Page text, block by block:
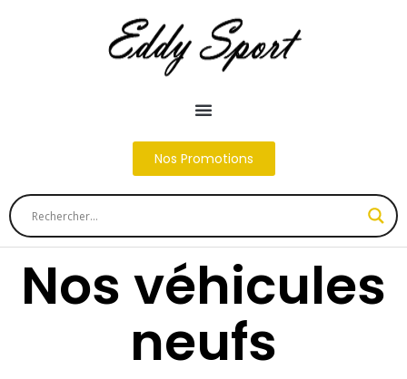
Nos Promotions
Nos véhicules
neufs